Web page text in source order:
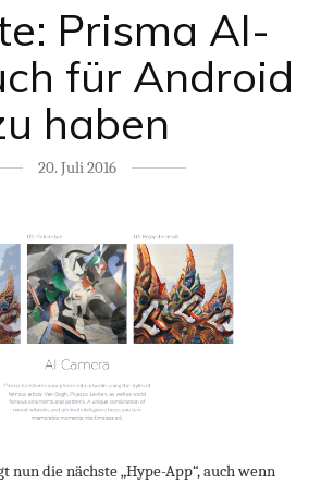
Prisma AI-
für Android
haben
20. Juli 2016
nun die nächste „Hype-App“, auch wenn